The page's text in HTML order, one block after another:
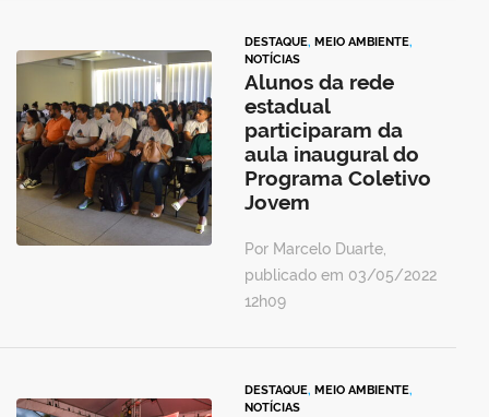
DESTAQUE, MEIO AMBIENTE,
NOTÍCIAS
Alunos da rede
estadual
participaram da
aula inaugural do
Programa Coletivo
Jovem
Por Marcelo Duarte,
publicado em 03/05/2022
12h09
DESTAQUE, MEIO AMBIENTE,
NOTÍCIAS